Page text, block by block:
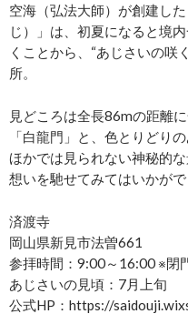
空海（弘法大師）が創建し
じ）」は、初夏になると境
くことから、“あじさいの咲
所。
見どころは全長86mの距離
「白龍門」と、色とりどり
ほかでは見られない神秘的
想いを馳せてみてはいかがで
済渡寺
岡山県新見市法曽661
参拝時間：9:00～16:00 ※閉
あじさいの見頃：7月上旬
公式HP：https://